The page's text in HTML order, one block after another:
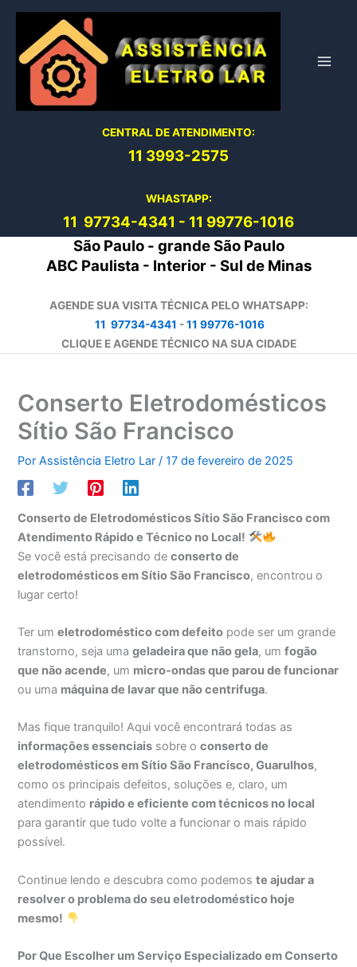
conteúdo
CENTRAL DE ATENDIMENTO:
11 3993-2575
WHASTAPP:
11 97734-4341 - 11 99776-1016
São Paulo - grande São Paulo
ABC Paulista - Interior - Sul de Minas
AGENDE SUA VISITA TÉCNICA PELO WHATSAPP:
11 97734-4341 -11 99776-1016
CLIQUE E AGENDE TÉCNICO NA SUA CIDADE
Conserto Eletrodomésticos
Sítio São Francisco
PorAssistência Eletro Lar/17 de fevereiro de 2025
Conserto de Eletrodomésticos Sítio São Francisco com
Atendimento Rápido e Técnico no Local!
Se você está precisando deconserto de
eletrodomésticos em Sítio São Francisco, encontrou o
lugar certo!
Ter umeletrodoméstico com defeito pode ser um grande
transtorno, seja umageladeira que não gela, umfogão
que não acende, um micro-ondas que parou de funcionar
ou uma máquina de lavar que não centrifuga.
Mas fique tranquilo! Aqui você encontrará todas as
informações essenciais sobre oconserto de
eletrodomésticos em Sítio São Francisco, Guarulhos,
como os principais defeitos, soluções e, claro, um
atendimento rápido e eficiente com técnicos no local
para garantir que tudo volte a funcionar o mais rápido
possível.
Continue lendo e descubra como podemoste ajudar a
resolver o problema do seu eletrodoméstico hoje
mesmo!
Por Que Escolher um Serviço Especializado em Conserto